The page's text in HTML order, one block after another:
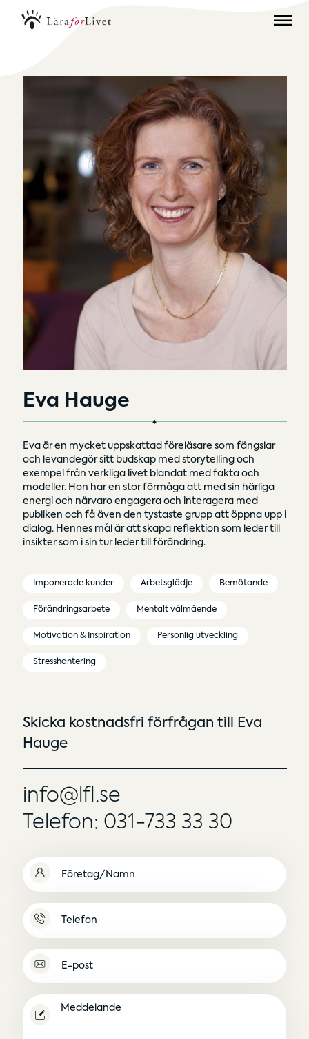
Eva Hauge
Eva är en mycket uppskattad föreläsare som fängslar
och levandegör sitt budskap med storytelling och
exempel från verkliga livet blandat med fakta och
modeller. Hon har en stor förmåga att med sin härliga
energi och närvaro engagera och interagera med
publiken och få även den tystaste grupp att öppna upp i
dialog. Hennes mål är att skapa reflektion som leder till
insikter som i sin tur leder till förändring.
Imponerade kunder Arbetsglädje Bemötande
Förändringsarbete Mentalt välmående
Motivation & Inspiration Personlig utveckling
Stresshantering
Skicka kostnadsfri förfrågan till Eva
Hauge
info@lfl.se
Telefon: 031-733 33 30
Namn
(Obligatoriskt)
Namnlös
E-
post
(Obligatoriskt)
Meddelande